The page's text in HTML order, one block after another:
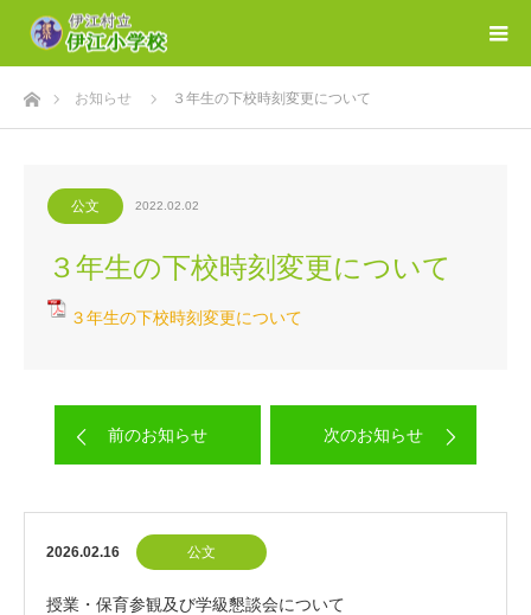
ホームお知らせ ３年生の下校時刻変更について
公文 2022.02.02
３年生の下校時刻変更について
３年生の下校時刻変更について
前のお知らせ 次のお知らせ
2026.02.16 公文
授業・保育参観及び学級懇談会について